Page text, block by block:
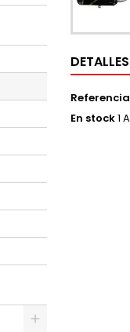
Referencia
En stock1